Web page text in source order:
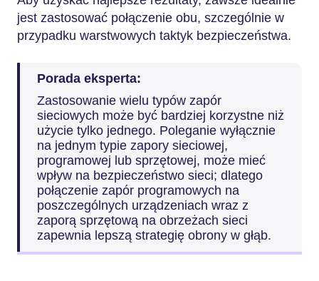
jest zastosować połączenie obu, szczególnie w
przypadku warstwowych taktyk bezpieczeństwa.
Porada eksperta:
Zastosowanie wielu typów zapór
sieciowych może być bardziej korzystne niż
użycie tylko jednego. Poleganie wyłącznie
na jednym typie zapory sieciowej,
programowej lub sprzętowej, może mieć
wpływ na bezpieczeństwo sieci; dlatego
połączenie zapór programowych na
poszczególnych urządzeniach wraz z
zaporą sprzętową na obrzeżach sieci
zapewnia lepszą strategię obrony w głąb.